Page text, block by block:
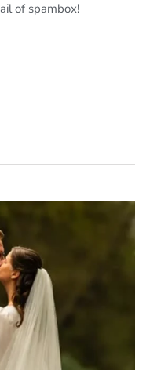
of spambox!